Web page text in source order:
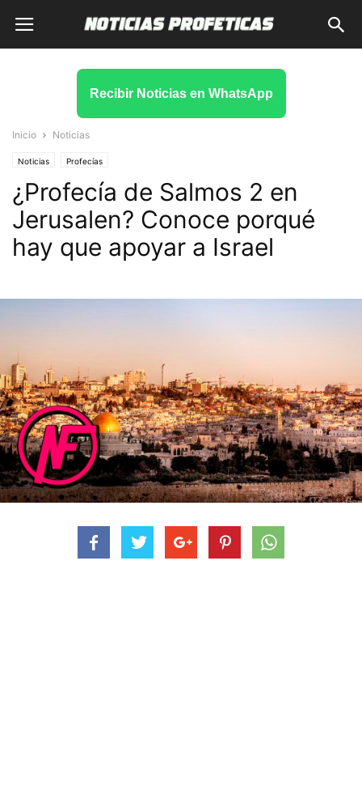
Recibir Noticias en WhatsApp
Inicio Noticias
Noticias Profecías
¿Profecía de Salmos 2 en
Jerusalen? Conoce porqué
hay que apoyar a Israel